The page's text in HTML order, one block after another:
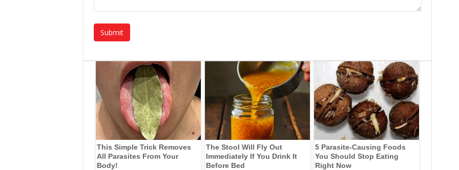
This Simple Trick Removes
All Parasites From Your
Body!
The Stool Will Fly Out
Immediately If You Drink It
Before Bed
5 Parasite-Causing Foods
You Should Stop Eating
Right Now